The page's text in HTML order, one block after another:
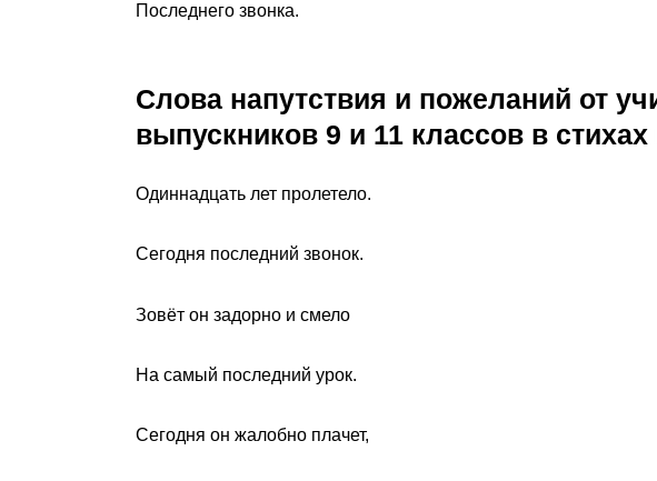
Последнего звонка.
Слова напутствия и пожеланий от
выпускников 9 и 11 классов в стихах
Одиннадцать лет пролетело.
Сегодня последний звонок.
Зовёт он задорно и смело
На самый последний урок.
Сегодня он жалобно плачет,